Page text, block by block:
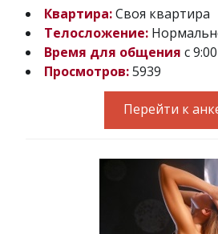
Квартира:Своя квартира
Телосложение:
Время для общения с
Просмотров:5939
Перейти к